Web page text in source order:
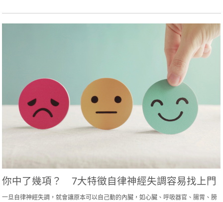
你中了幾項？ 7大特徵自律神經失調容易找上門
一旦自律神經失調，就會讓原本可以自己動的內臟，如心臟、呼吸器官、腸胃、膀